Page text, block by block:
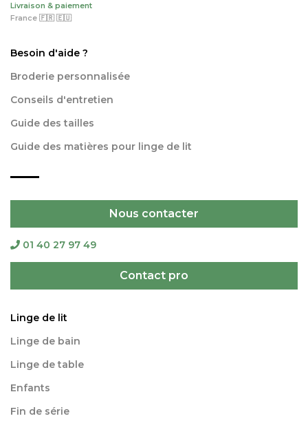
Livraison & paiement
France 🇫🇷 🇪🇺
Besoin d'aide ?
Broderie personnalisée
Conseils d'entretien
Guide des tailles
Guide des matières pour linge de lit
Nous contacter
01 40 27 97 49
Contact pro
Linge de lit
Linge de bain
Linge de table
Enfants
Fin de série